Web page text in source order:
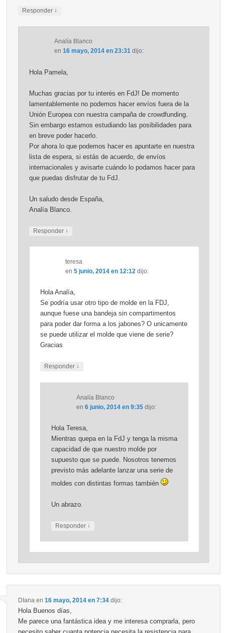
Responder ↓
Analía Blanco
en 16 mayo, 2014 en 23:31 dijo:
Hola Pamela,
Muchas gracias por tu interés en FdJ! De momento
lamentablemente no podemos hacer envíos fuera de la
Unión Europea con nuestra campaña de crowdfunding.
Sin embargo estamos estudiando las posibilidades para
en breve poder hacerlo.
Por ahora lo que podemos hacer es apuntarte en nuestra
lista de espera, si estás de acuerdo, de envíos
internacionales y avisarte cuándo lo podamos hacer para
que puedas disfrutar de tu FdJ.
Un saludo desde España,
Analía Blanco.
Responder ↓
teresa
en 5 junio, 2014 en 12:12 dijo:
Hola Analía,
Se podría usar otro tipo de molde en la FDJ,
aunque fuese una bandeja sin compartimentos
para poder dar forma a los jabones? O unicamente
se puede utilizar el molde que viene de serie?
Gracias
Responder ↓
Analía Blanco
en 6 junio, 2014 en 9:35 dijo:
Hola Teresa,
Mientras quepa en la FdJ y tenga la misma
capacidad de que nuestro molde por
supuesto que se puede. Nosotros tenemos
previsto más adelante lanzar una serie de
moldes con distintas formas también
Un abrazo.
Responder ↓
DIanaen 16 mayo, 2014 en 7:34 dijo:
Hola Buenos días,
Me parece una fantástica idea y me interesa comprarla, pero